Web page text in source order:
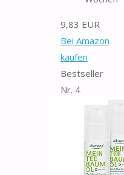
9,83 EUR
Bei Amazon
kaufen
Bestseller
Nr. 4